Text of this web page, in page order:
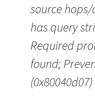
source hops/
has query
Required
found;
(0x80040d07)